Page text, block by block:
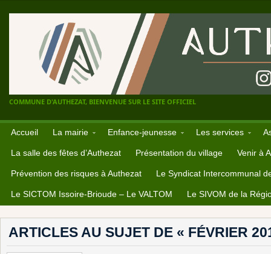
COMMUNE D'AUTHEZAT, BIENVENUE SUR LE SITE OFFICIEL
Accueil La mairie Enfance-jeunesse Les services
La salle des fêtes d’Authezat Présentation du village Venir à
Prévention des risques à Authezat Le Syndicat Intercommunal
Le SICTOM Issoire-Brioude – Le VALTOM Le SIVOM de la
ARTICLES AU SUJET DE « FÉVRIER